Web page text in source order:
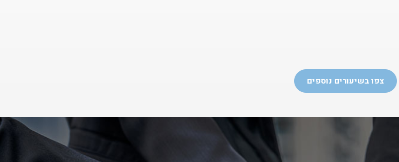
צפו בשיעורים נוספים